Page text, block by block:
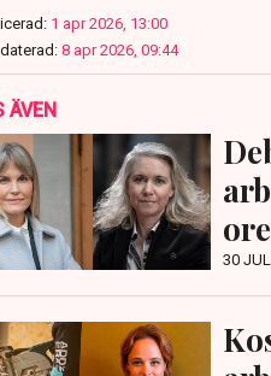
1 apr 2026, 13:00
8 apr 2026, 09:44
ÄVEN
30